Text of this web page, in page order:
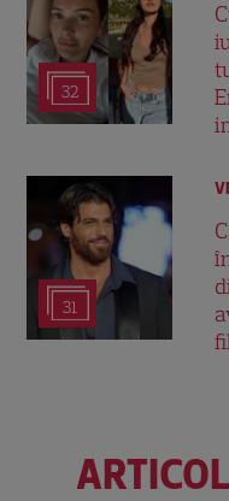
32
31